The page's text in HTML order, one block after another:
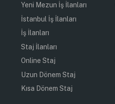
Yeni Mezun İş İlanları
İstanbul İş İlanları
İş İlanları
Staj İlanları
Online Staj
Uzun Dönem Staj
Kısa Dönem Staj